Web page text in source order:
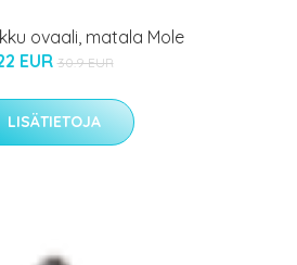
ovaali, matala Mole
EUR 30.9 EUR
LISÄTIETOJA